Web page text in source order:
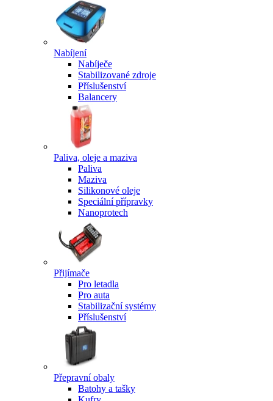
Nabíjení
Nabíječe
Stabilizované zdroje
Příslušenství
Balancery
Paliva, oleje a maziva
Paliva
Maziva
Silikonové oleje
Speciální přípravky
Nanoprotech
Přijímače
Pro letadla
Pro auta
Stabilizační systémy
Příslušenství
Přepravní obaly
Batohy a tašky